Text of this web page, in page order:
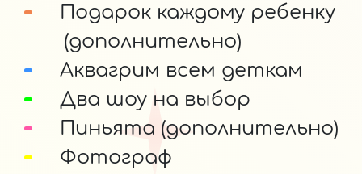
Подарок каждому ребенку
(дополнительно)
Аквагрим всем деткам
Два шоу на выбор
Пиньята (дополнительно)
Фотограф